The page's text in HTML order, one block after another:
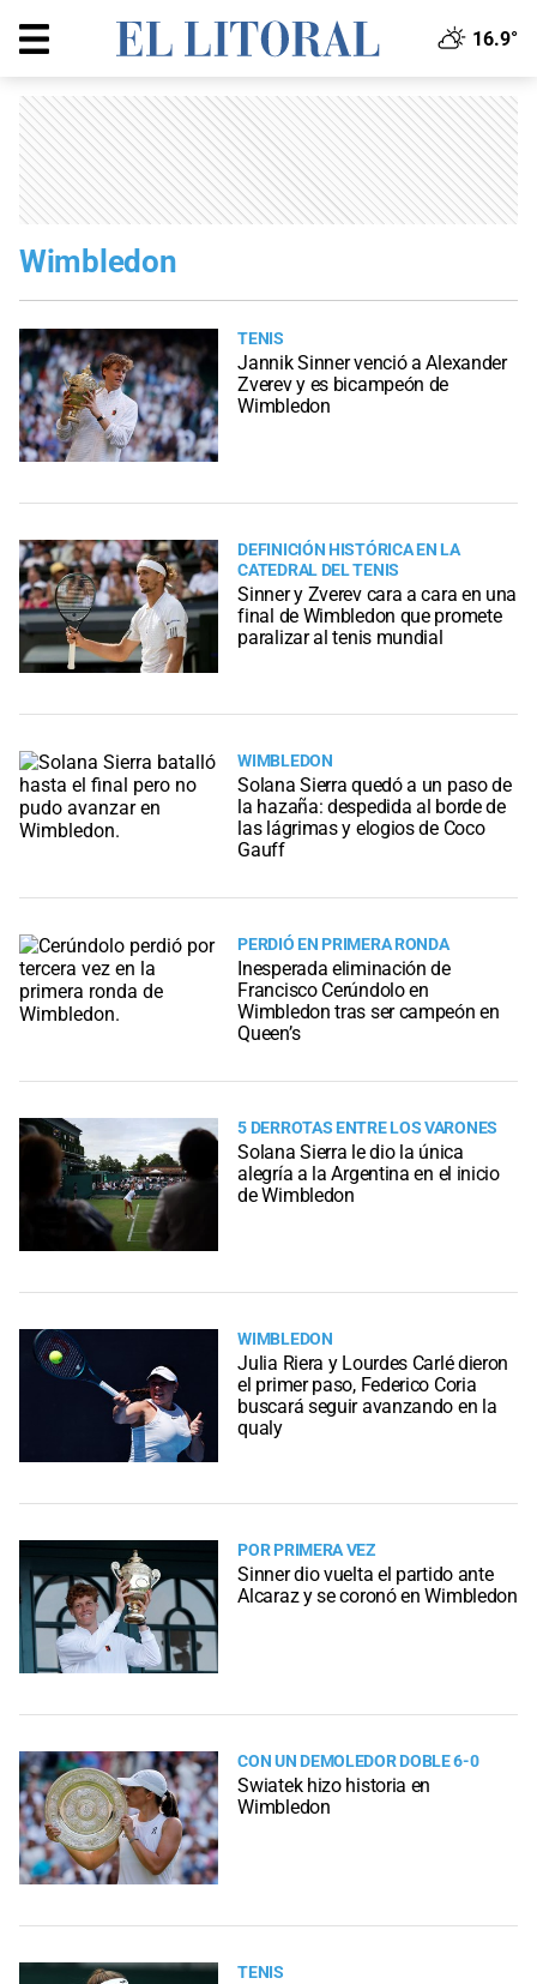
16.9°
Wimbledon
TENIS
Jannik Sinner venció a Alexander
Zverev y es bicampeón de
Wimbledon
DEFINICIÓN HISTÓRICA EN LA
CATEDRAL DEL TENIS
Sinner y Zverev cara a cara en una
final de Wimbledon que promete
paralizar al tenis mundial
WIMBLEDON
Solana Sierra quedó a un paso de
la hazaña: despedida al borde de
las lágrimas y elogios de Coco
Gauff
PERDIÓ EN PRIMERA RONDA
Inesperada eliminación de
Francisco Cerúndolo en
Wimbledon tras ser campeón en
Queen’s
5 DERROTAS ENTRE LOS VARONES
Solana Sierra le dio la única
alegría a la Argentina en el inicio
de Wimbledon
WIMBLEDON
Julia Riera y Lourdes Carlé dieron
el primer paso, Federico Coria
buscará seguir avanzando en la
qualy
POR PRIMERA VEZ
Sinner dio vuelta el partido ante
Alcaraz y se coronó en Wimbledon
CON UN DEMOLEDOR DOBLE 6-0
Swiatek hizo historia en
Wimbledon
TENIS